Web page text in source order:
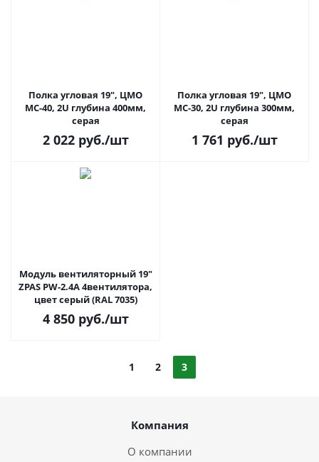
Полка угловая 19", ЦМО
МС-40, 2U глубина 400мм,
серая
2 022руб./шт
Полка угловая 19", ЦМО
МС-30, 2U глубина 300мм,
серая
1 761 руб./шт
Модуль вентиляторный 19"
ZPAS PW-2.4A 4вентилятора,
цвет серый (RAL 7035)
4 850руб./шт
1 2 3
Компания
О компании